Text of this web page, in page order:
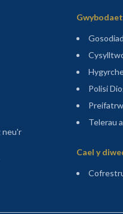
neu'r
Polisi
Telerau
Cael y